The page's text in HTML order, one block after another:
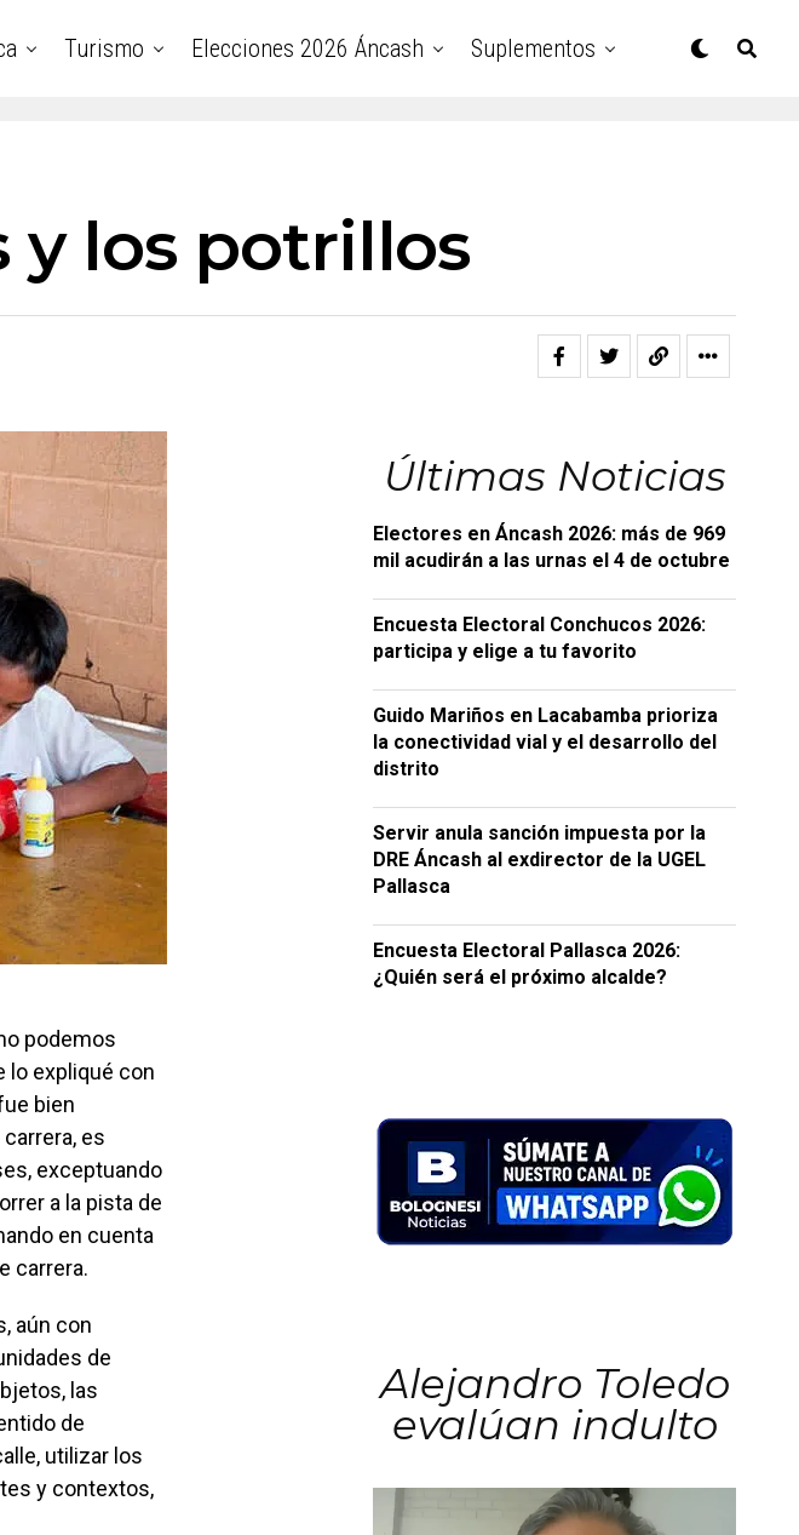
Turismo Elecciones 2026 Áncash Suplementos
y los potrillos
podemos
lo expliqué con
bien
es
exceptuando
a la pista de
en cuenta
carrera.
aún con
de
las
de
utilizar los
y contextos,
Últimas Noticias
Electores en Áncash 2026: más de 969
mil acudirán a las urnas el 4 de octubre
Encuesta Electoral Conchucos 2026:
participa y elige a tu favorito
Guido Mariños en Lacabamba prioriza
la conectividad vial y el desarrollo del
distrito
Servir anula sanción impuesta por la
DRE Áncash al exdirector de la UGEL
Pallasca
Encuesta Electoral Pallasca 2026:
¿Quién será el próximo alcalde?
Alejandro Toledo
evalúan indulto